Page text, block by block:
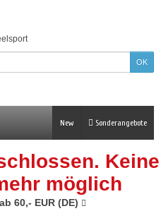
Sonderangebote
New
Keine
möglich
60,- EUR (DE)